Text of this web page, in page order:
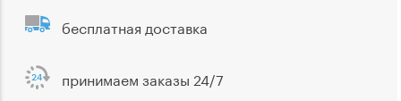
бесплатная доставка
принимаем заказы 24/7